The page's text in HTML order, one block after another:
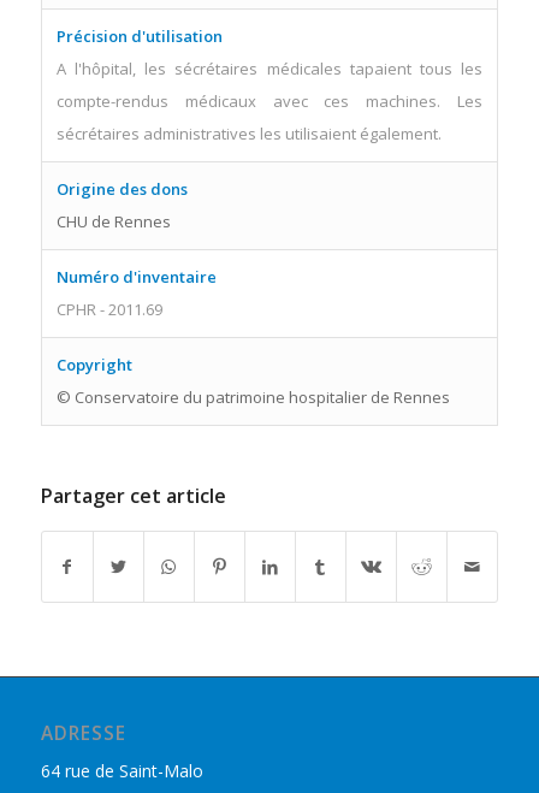
Précision d'utilisation
A l'hôpital, les sécrétaires médicales tapaient tous les
compte-rendus médicaux avec ces machines. Les
sécrétaires administratives les utilisaient également.
Origine des dons
CHU de Rennes
Numéro d'inventaire
CPHR - 2011.69
Copyright
© Conservatoire du patrimoine hospitalier de Rennes
Partager cet article
ADRESSE
64 rue de Saint-Malo